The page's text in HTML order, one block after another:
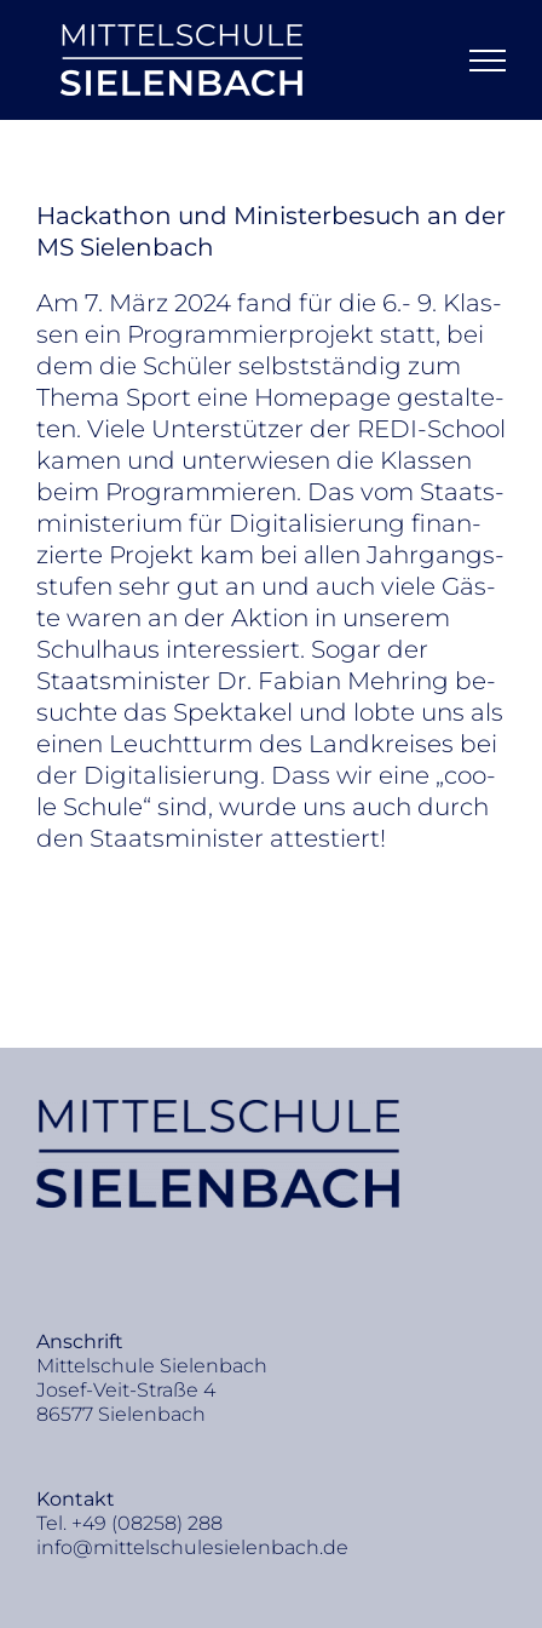
Inhalt
springen
Ha­cka­thon und Mi­nis­ter­be­such an der
MS Sie­len­bach
Am 7. März 2024 fand für die 6.- 9. Klas­
sen ein Pro­gram­mier­pro­jekt statt, bei
dem die Schü­ler selbst­stän­dig zum
The­ma Sport eine Home­page ge­stal­te­
ten. Vie­le Un­ter­stüt­zer der REDI-School
ka­men und un­ter­wie­sen die Klas­sen
beim Pro­gram­mie­ren. Das vom Staats­
mi­nis­te­ri­um für Di­gi­ta­li­sie­rung fi­nan­
zier­te Pro­jekt kam bei al­len Jahr­gangs­
stu­fen sehr gut an und auch vie­le Gäs­
te wa­ren an der Ak­ti­on in un­se­rem
Schul­haus in­ter­es­siert. So­gar der
Staats­mi­nis­ter Dr. Fa­bi­an Meh­ring be­
such­te das Spek­ta­kel und lob­te uns als
ei­nen Leucht­turm des Land­krei­ses bei
der Di­gi­ta­li­sie­rung. Dass wir eine „coo­
le Schu­le“ sind, wur­de uns auch durch
den Staats­mi­nis­ter at­tes­tiert!
An­schrift
Mit­tel­schu­le Sie­len­bach
Jo­sef-Veit-Stra­ße 4
86577 Sie­len­bach
Kon­takt
Tel. +49 (08258) 288
info@​mittelschulesielenbach.​de